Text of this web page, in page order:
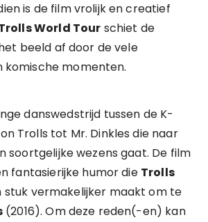
is de film vrolijk en creatief
World Tour schiet de
beeld af door de vele
momenten.
danswedstrijd tussen de K-
Trolls tot Mr. Dinkles die naar
soortgelijke wezens gaat. De film
fantasierijke humor die Trolls
stuk vermakelijker maakt om te
(2016). Om deze reden(-en) kan